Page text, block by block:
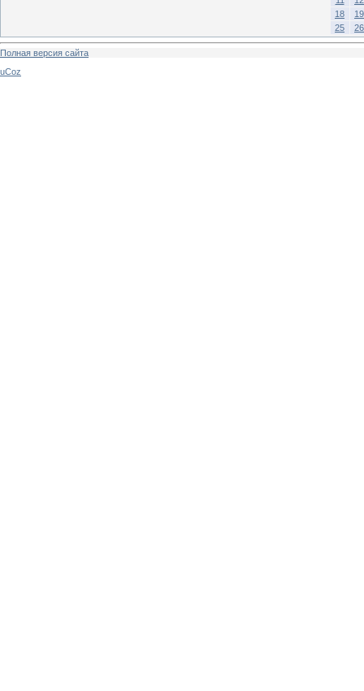
18
19
25
26
Полная версия сайта
uCoz